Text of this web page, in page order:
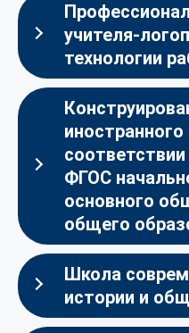
учителя-
технологии
ФГОС
основного
общего
Школа
истории и